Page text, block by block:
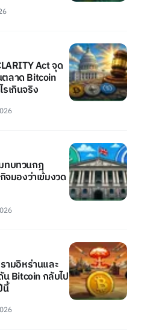
Act จุด
ลาด Bitcoin
เกินจริง
ทบทวนกฎ
มองว่าเข้มงวด
ามอิหร่านและ
Bitcoin กลับไป
นี้